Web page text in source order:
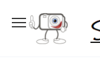
содержанию